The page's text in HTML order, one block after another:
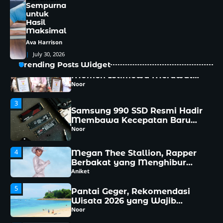
Sempurna
untuk
Hasil
Maksimal
Ava Harrison
July 30, 2026
Trending Posts Widget
2
Pesona Busana Warisan
Indonesia
Noor
3
Samsung 990 SSD Resmi Hadir
Membawa Kecepatan Baru
yang Siap Mengubah
Pengalaman Komputasi
Noor
4
Megan Thee Stallion, Rapper
Dunia
Aniket
Pantai Geger, Rekomendasi
Wisata 2026 yang Wajib
Dikunjungi
Noor
1
Rocky Hybrid Hadir Membawa